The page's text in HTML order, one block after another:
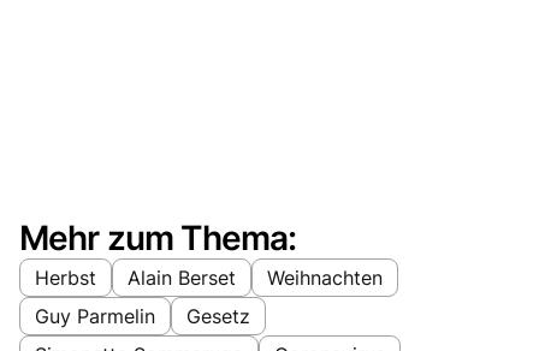
Mehr zum Thema:
Herbst Alain Berset
Weihnachten
Guy Parmelin
Gesetz